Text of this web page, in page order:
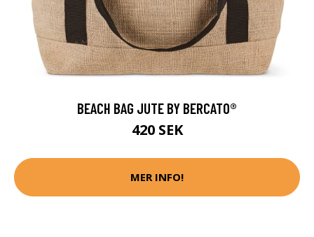
BEACH BAG JUTE BY BERCATO®
420 SEK
MER INFO!